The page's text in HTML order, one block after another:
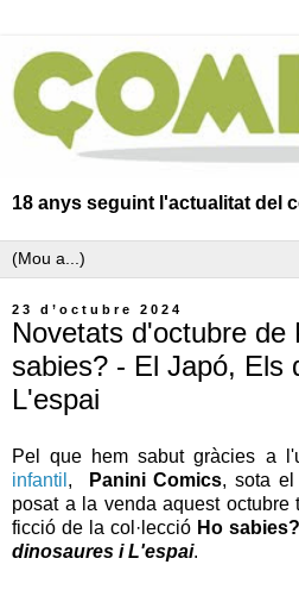
18 anys seguint l'actualitat del
23 d’octubre 2024
Novetats d'octubre de
sabies? - El Japó, Els
L'espai
Pel que hem sabut gràcies a
infantil , Panini Comics, sota el
posat a la venda aquest octubre
ficció de la col·lecció Ho
dinosaures i L'espai.